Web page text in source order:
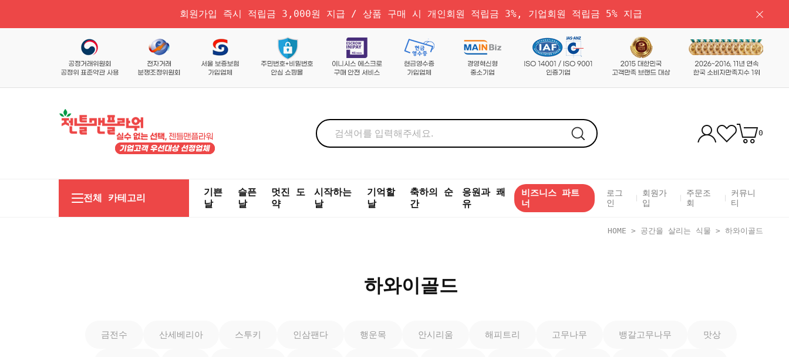
회원가입 즉시 적립금 3,000원 지급 / 상품 구매 시 개인회원 적립금 3%, 기업회원 적립금 5% 지급
0
전체 카테고리
기쁜
날
슬픈
날
멋진 도
약
시작하는
날
기억할
날
축하의 순
간
응원과 쾌
유
비즈니스 파트
너
로그
인
회원가
입
주문조
회
커뮤니
티
HOME > 공간을 살리는 식물 > 하와이골드
하와이골드
금전수 산세베리아 스투키 인삼팬다 행운목 안시리움 해피트리 고무나무 뱅갈고무나무 맛상